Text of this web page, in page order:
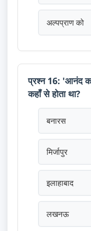
अल्पप्राण को
प्रश्न 16: 'आनंद
कहाँ से होता था?
बनारस
मिर्जापुर
इलाहाबाद
लखनऊ